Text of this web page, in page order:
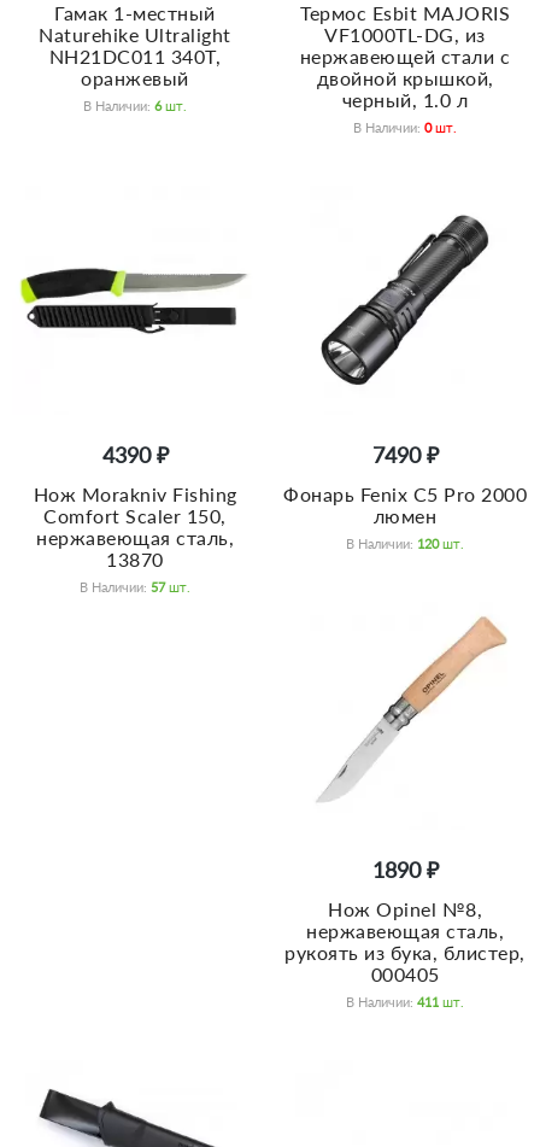
Гамак 1-местный
Naturehike Ultralight
NH21DC011 340T,
оранжевый
В Наличии: 6 Шт.
Термос Esbit MAJORIS
VF1000TL-DG, из
нержавеющей стали с
двойной крышкой,
черный, 1.0 л
В Наличии: 0 Шт.
4390 ₽
Нож Morakniv Fishing
Comfort Scaler 150,
нержавеющая сталь,
13870
В Наличии: 57 Шт.
7490 ₽
Фонарь Fenix C5 Pro 2000
люмен
В Наличии: 120 Шт.
1890 ₽
Нож Opinel №8,
нержавеющая сталь,
рукоять из бука, блистер,
000405
В Наличии: 411 Шт.